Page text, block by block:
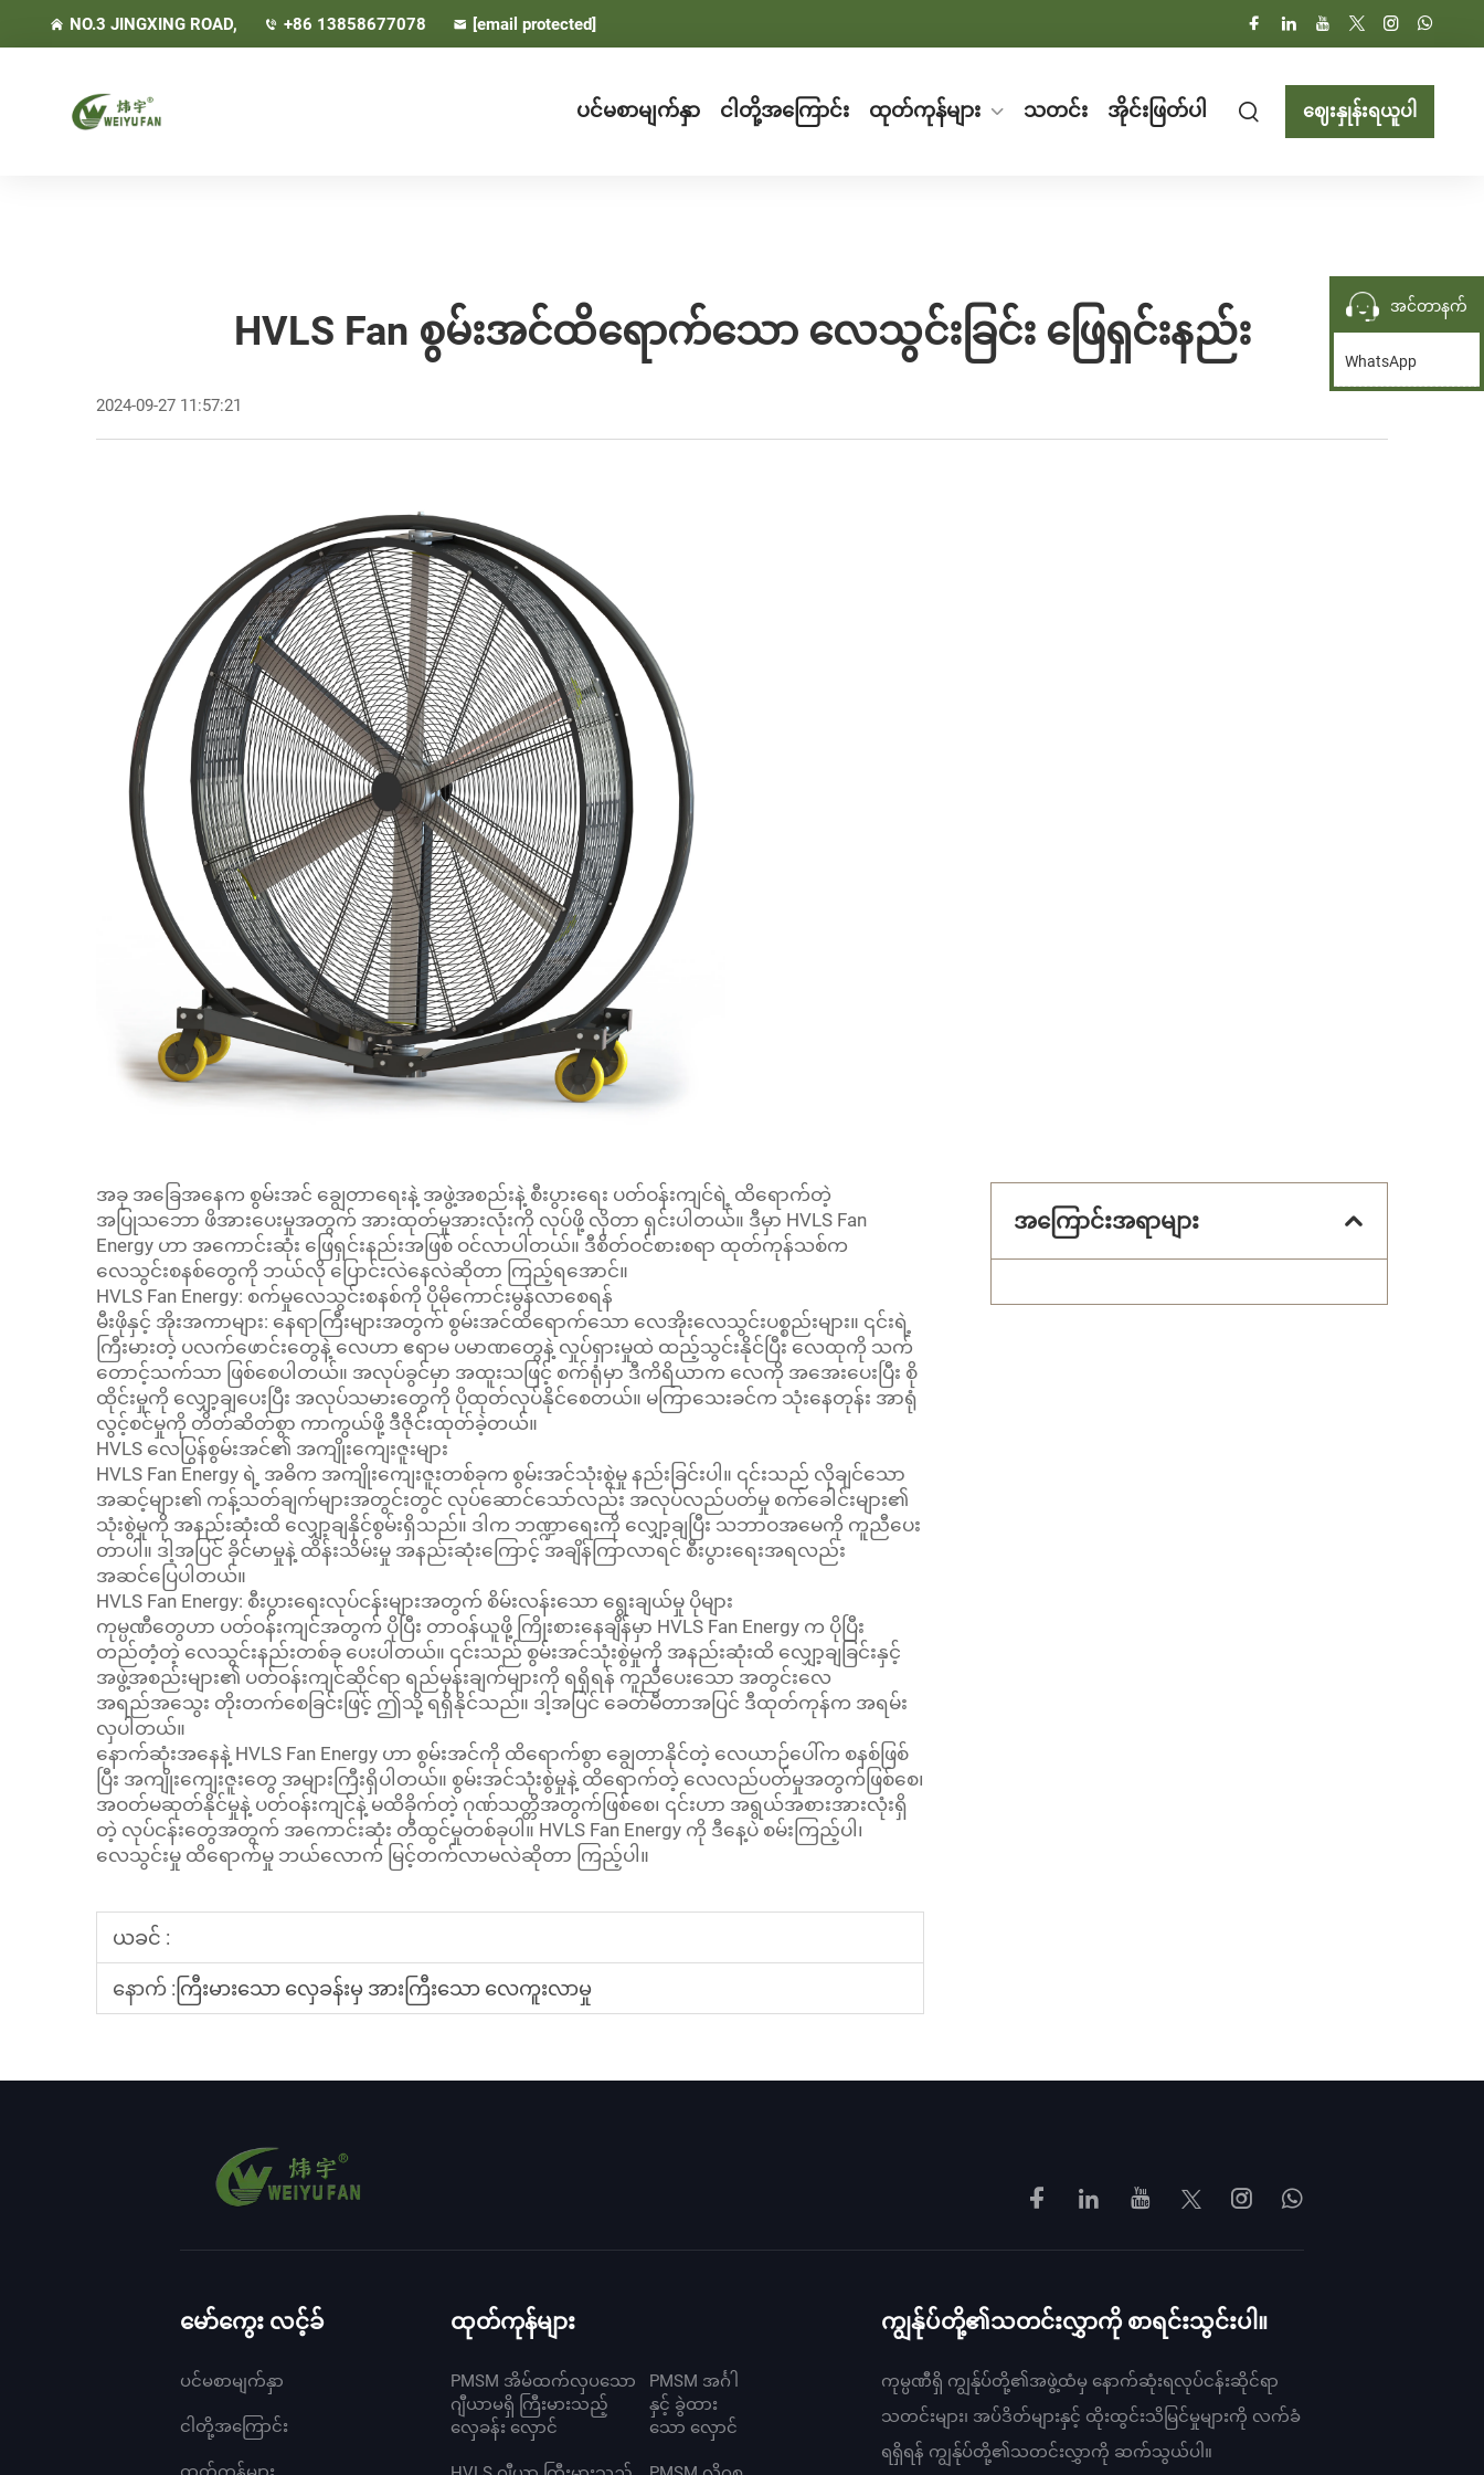
NO.3 JINGXING ROAD, +86 13858677078 [email protected]
ပင်မစာမျက်နှာ ငါတို့အကြောင်း ထုတ်ကုန်များ သတင်း အိုင်းဖြတ်ပါ ဈေးနှုန်းရယူပါ
HVLS Fan စွမ်းအင်ထိရောက်သော လေသွင်းခြင်း ဖြေရှင်းနည်း
2024-09-27 11:57:21
အခု အခြေအနေက စွမ်းအင် ချွေတာရေးနဲ့ အဖွဲ့အစည်းနဲ့ စီးပွားရေး ပတ်ဝန်းကျင်ရဲ့ ထိရောက်တဲ့
အပြုသဘော ဖိအားပေးမှုအတွက် အားထုတ်မှုအားလုံးကို လုပ်ဖို့ လိုတာ ရှင်းပါတယ်။ ဒီမှာ HVLS Fan
Energy ဟာ အကောင်းဆုံး ဖြေရှင်းနည်းအဖြစ် ဝင်လာပါတယ်။ ဒီစိတ်ဝင်စားစရာ ထုတ်ကုန်သစ်က
လေသွင်းစနစ်တွေကို ဘယ်လို ပြောင်းလဲနေလဲဆိုတာ ကြည့်ရအောင်။
HVLS Fan Energy: စက်မှုလေသွင်းစနစ်ကို ပိုမိုကောင်းမွန်လာစေရန်
မီးဖိုနှင့် အိုးအကာများ: နေရာကြီးများအတွက် စွမ်းအင်ထိရောက်သော လေအိုးလေသွင်းပစ္စည်းများ။ ၎င်းရဲ့
ကြီးမားတဲ့ ပလက်ဖောင်းတွေနဲ့ လေဟာ ဧရာမ ပမာဏတွေနဲ့ လှုပ်ရှားမှုထဲ ထည့်သွင်းနိုင်ပြီး လေထုကို သက်
တောင့်သက်သာ ဖြစ်စေပါတယ်။ အလုပ်ခွင်မှာ အထူးသဖြင့် စက်ရုံမှာ ဒီကိရိယာက လေကို အအေးပေးပြီး စို
ထိုင်းမှုကို လျှော့ချပေးပြီး အလုပ်သမားတွေကို ပိုထုတ်လုပ်နိုင်စေတယ်။ မကြာသေးခင်က သုံးနေတုန်း အာရုံ
လွင့်စင်မှုကို တိတ်ဆိတ်စွာ ကာကွယ်ဖို့ ဒီဇိုင်းထုတ်ခဲ့တယ်။
HVLS လေပြွန်စွမ်းအင်၏ အကျိုးကျေးဇူးများ
HVLS Fan Energy ရဲ့ အဓိက အကျိုးကျေးဇူးတစ်ခုက စွမ်းအင်သုံးစွဲမှု နည်းခြင်းပါ။ ၎င်းသည် လိုချင်သော
အဆင့်များ၏ ကန့်သတ်ချက်များအတွင်းတွင် လုပ်ဆောင်သော်လည်း အလုပ်လည်ပတ်မှု စက်ခေါင်းများ၏
သုံးစွဲမှုကို အနည်းဆုံးထိ လျှော့ချနိုင်စွမ်းရှိသည်။ ဒါက ဘဏ္ဍာရေးကို လျှော့ချပြီး သဘာဝအမေကို ကူညီပေး
တာပါ။ ဒါ့အပြင် ခိုင်မာမှုနဲ့ ထိန်းသိမ်းမှု အနည်းဆုံးကြောင့် အချိန်ကြာလာရင် စီးပွားရေးအရလည်း
အဆင်ပြေပါတယ်။
HVLS Fan Energy: စီးပွားရေးလုပ်ငန်းများအတွက် စိမ်းလန်းသော ရွေးချယ်မှု ပိုများ
ကုမ္ပဏီတွေဟာ ပတ်ဝန်းကျင်အတွက် ပိုပြီး တာဝန်ယူဖို့ ကြိုးစားနေချိန်မှာ HVLS Fan Energy က ပိုပြီး
တည်တံ့တဲ့ လေသွင်းနည်းတစ်ခု ပေးပါတယ်။ ၎င်းသည် စွမ်းအင်သုံးစွဲမှုကို အနည်းဆုံးထိ လျှော့ချခြင်းနှင့်
အဖွဲ့အစည်းများ၏ ပတ်ဝန်းကျင်ဆိုင်ရာ ရည်မှန်းချက်များကို ရရှိရန် ကူညီပေးသော အတွင်းလေ
အရည်အသွေး တိုးတက်စေခြင်းဖြင့် ဤသို့ ရရှိနိုင်သည်။ ဒါ့အပြင် ခေတ်မီတာအပြင် ဒီထုတ်ကုန်က အရမ်း
လှပါတယ်။
နောက်ဆုံးအနေနဲ့ HVLS Fan Energy ဟာ စွမ်းအင်ကို ထိရောက်စွာ ချွေတာနိုင်တဲ့ လေယာဉ်ပေါ်က စနစ်ဖြစ်
ပြီး အကျိုးကျေးဇူးတွေ အများကြီးရှိပါတယ်။ စွမ်းအင်သုံးစွဲမှုနဲ့ ထိရောက်တဲ့ လေလည်ပတ်မှုအတွက်ဖြစ်စေ၊
အဝတ်မဆုတ်နိုင်မှုနဲ့ ပတ်ဝန်းကျင်နဲ့ မထိခိုက်တဲ့ ဂုဏ်သတ္တိအတွက်ဖြစ်စေ၊ ၎င်းဟာ အရွယ်အစားအားလုံးရှိ
တဲ့ လုပ်ငန်းတွေအတွက် အကောင်းဆုံး တီထွင်မှုတစ်ခုပါ။ HVLS Fan Energy ကို ဒီနေ့ပဲ စမ်းကြည့်ပါ၊
လေသွင်းမှု ထိရောက်မှု ဘယ်လောက် မြင့်တက်လာမလဲဆိုတာ ကြည့်ပါ။
ယခင် :
နောက် : ကြီးမားသော လှေခန်းမှ အားကြီးသော လေကူးလာမှု
အကြောင်းအရာများ
အင်တာနက်
WhatsApp
မော်ကွေး လင့်ခ်
ပင်မစာမျက်နှာ
ငါတို့အကြောင်း
ထုတ်ကုန်များ
PMSM အိမ်ထက်လှပသော
ဂျီယာမရှိ ကြီးမားသည့်
လှေခန်း လှောင်
PMSM အင်္ဂါ
နှင့် ခွဲထား
သော လှောင်
ကျွန်ုပ်တို့၏သတင်းလွှာကို စာရင်းသွင်းပါ။
ကုမ္ပဏီရှိ ကျွန်ုပ်တို့၏အဖွဲ့ထံမှ နောက်ဆုံးရလုပ်ငန်းဆိုင်ရာ
သတင်းများ၊ အပ်ဒိတ်များနှင့် ထိုးထွင်းသိမြင်မှုများကို လက်ခံ
ရရှိရန် ကျွန်ုပ်တို့၏သတင်းလွှာကို ဆက်သွယ်ပါ။